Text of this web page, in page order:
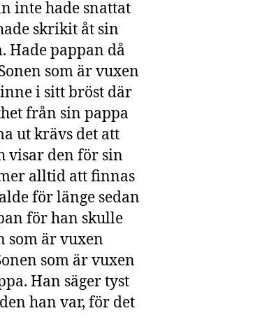
inte hade snattat
skrikit åt sin
Hade pappan då
som är vuxen
i sitt bröst där
från sin pappa
ut krävs det att
visar den för sin
alltid att finnas
för länge sedan
för han skulle
som är vuxen
som är vuxen
Han säger tyst
han var, för det